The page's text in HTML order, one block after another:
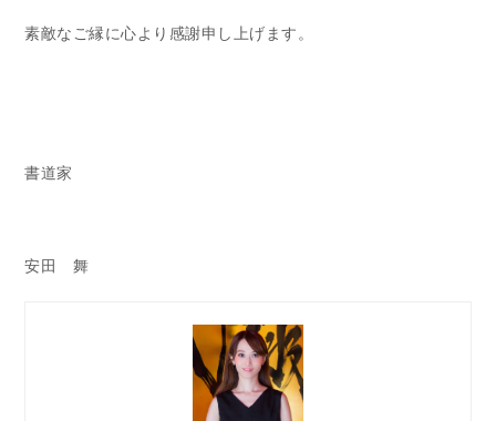
素敵なご縁に心より感謝申し上げます。
書道家
安田 舞